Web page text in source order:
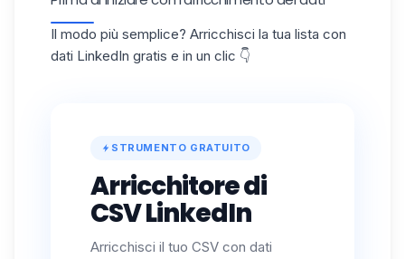
Il modo più semplice? Arricchisci la tua lista con
dati LinkedIn gratis e in un clic 👇
STRUMENTO GRATUITO
Arricchitore di
CSV LinkedIn
Arricchisci il tuo CSV con dati